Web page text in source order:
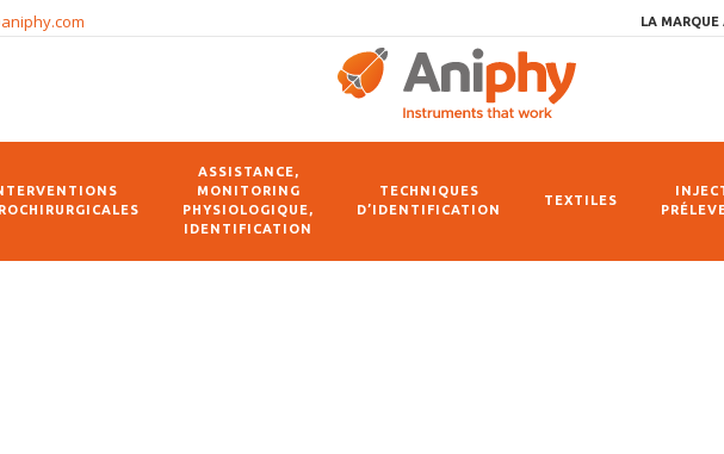
LA MARQUE
ASSISTANCE,
MONITORING
PHYSIOLOGIQUE,
IDENTIFICATION
TECHNIQUES
D’IDENTIFICATION
TEXTILES